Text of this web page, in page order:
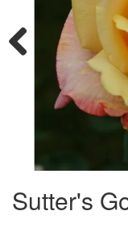
Sutter's